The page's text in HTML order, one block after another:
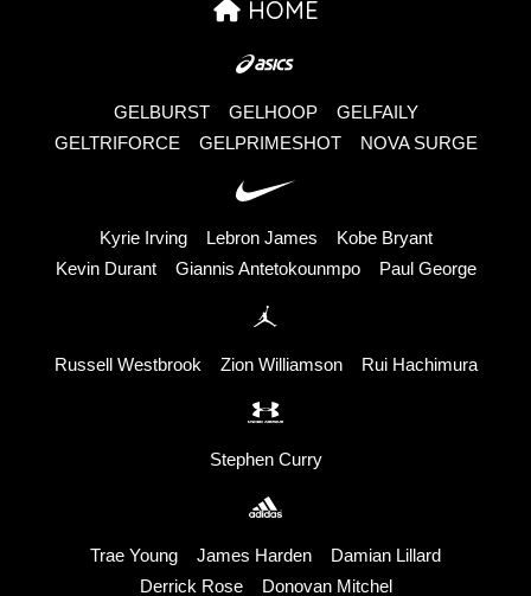
HOME
GELBURST GELHOOP
GELFAILY
GELTRIFORCE
GELPRIMESHOT NOVA SURGE
Kyrie Irving Lebron James
Kobe Bryant
Kevin Durant
Giannis Antetokounmpo Paul George
Russell Westbrook Zion Williamson Rui Hachimura
Stephen Curry
Trae Young James Harden
Damian Lillard
Derrick Rose
Donovan Mitchel